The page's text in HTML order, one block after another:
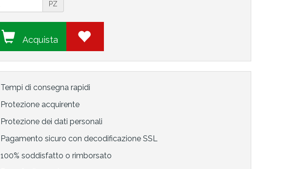
PZ
Acquista
Tempi di consegna rapidi
Protezione acquirente
Protezione dei dati personali
Pagamento sicuro con decodificazione SSL
100% soddisfatto o rimborsato